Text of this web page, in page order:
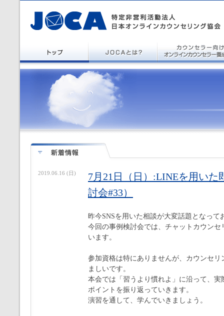
2019.06.16 (日)
7月21日（日）:LINEを用いた
討会#33）
昨今SNSを用いた相談が大変話題となって
今回の事例検討会では、チャットカウン
います。
参加資格は特にありませんが、カウンセ
ましいです。
本会では「習うより慣れよ」に沿って、実
ポイントを振り返っていきます。
演習を通して、学んでいきましょう。